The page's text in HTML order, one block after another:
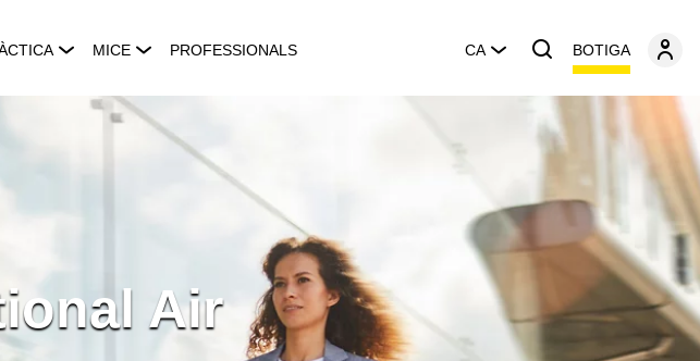
MICE PROFESSIONALS CA BOTIGA
Air